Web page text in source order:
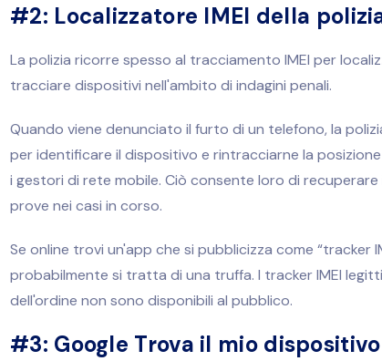
#2: Localizzatore IMEI della
La polizia ricorre spesso al tracciamento IMEI per
tracciare dispositivi nell'ambito di indagini penali.
Quando viene denunciato il furto di un telefono, la
per identificare il dispositivo e rintracciarne la
i gestori di rete mobile. Ciò consente loro di
prove nei casi in corso.
Se online trovi un'app che si pubblicizza come “tracker
probabilmente si tratta di una truffa. I tracker IMEI
dell'ordine non sono disponibili al pubblico.
#3: Google Trova il mio